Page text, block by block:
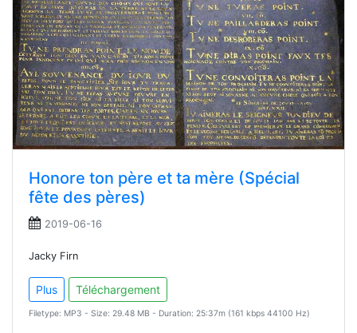
Honore ton père et ta mère (Spécial
fête des pères)
2019-06-16
Jacky Firn
Plus Téléchargement
Filetype: MP3 - Size: 29.48 MB - Duration: 25:37m (161 kbps 44100 Hz)